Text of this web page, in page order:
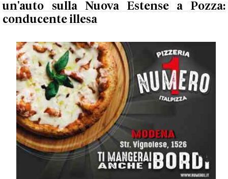
un'auto sulla Nuova Estense a Pozza:
conducente illesa